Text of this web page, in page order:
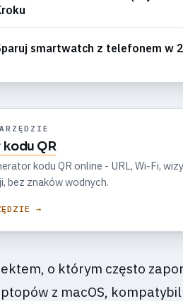
smartwatch z telefonem w
QR
kodu QR online - URL, Wi-Fi,
bez znaków wodnych.
→
o którym często
z macOS,